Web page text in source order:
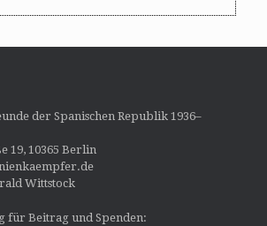
der Spanischen Republik 1936–
19, 10365 Berlin
Wittstock
für Beitrag und Spenden: